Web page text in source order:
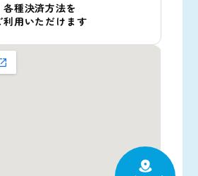
各種決済方法を
利用いただけます